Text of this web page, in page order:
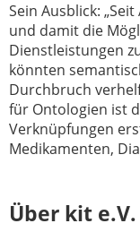
Sein Ausblick:
und damit die
Dienstleistungen
könnten
Durchbruch
für Ontologien ist
Verknüpfungen
Medikamenten,
Über kit e.V.